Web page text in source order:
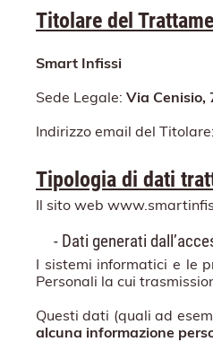
Titolare del
Smart Infissi
Sede Legale: Via Cenisio,
Indirizzo email del Titolare:
Tipologia di dati
Il sito web
- Dati generati
I sistemi informatici e le
Personali la cui
Questi dati (quali ad
alcuna informazione